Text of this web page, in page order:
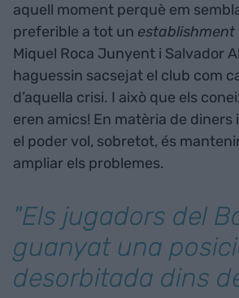
aquell moment perquè em
preferible a tot un establishment
Miquel Roca Junyent i Salvador
haguessin sacsejat el club com
d’aquella crisi. I això que els
eren amics! En matèria de diners
el poder vol, sobretot, és
ampliar els problemes.
"Els jugadors del
guanyat una
desorbitada dins